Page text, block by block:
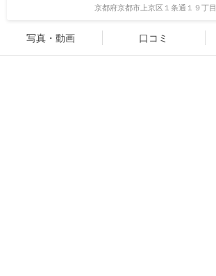
京都府京都市上京区１条通１９丁目
写真・動画 口コミ